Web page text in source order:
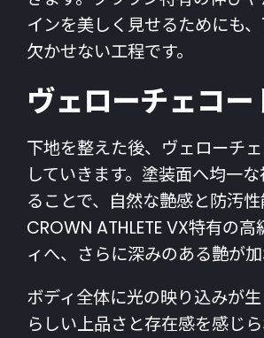
インを美しく見せるためにも
欠かせない工程です。
ヴェローチェコー
下地を整えた後、ヴェローチ
していきます。塗装面へ均一
ることで、自然な艶感と防汚性
CROWN ATHLETE VX特有の
ィへ、さらに深みのある艶が加
ボディ全体に光の映り込みが
らしい上品さと存在感を感じ